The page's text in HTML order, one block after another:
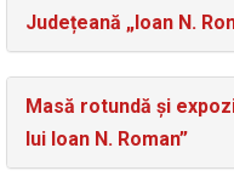
Județeană „Ioan N.
Masă rotundă și
lui Ioan N. Roman”